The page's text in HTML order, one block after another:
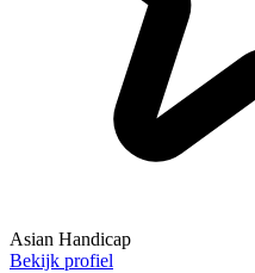
Asian Handicap
Bekijk profiel